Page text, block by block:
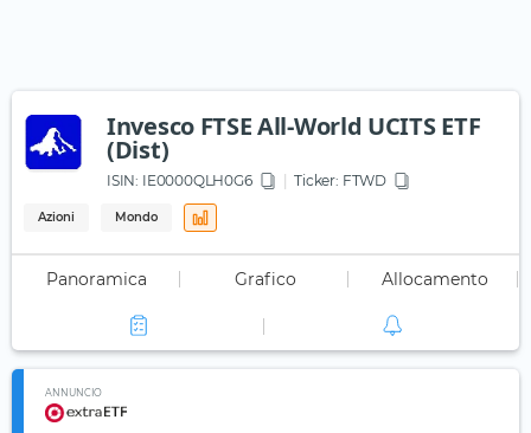
Invesco FTSE All-World UCITS ETF
(Dist)
ISIN: IE0000QLH0G6 Ticker: FTWD
Azioni Mondo
Panoramica Grafico Allocamento
ANNUNCIO